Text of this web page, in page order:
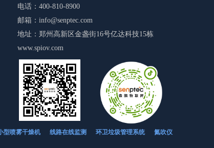
电话： 400-810-8900
邮箱： info@senptec.com
地址： 郑州高新区金盏街16号亿达科技15栋
www.spiov.com
型喷雾干燥机 线路在线监测 环卫垃圾管理系统
氮吹仪